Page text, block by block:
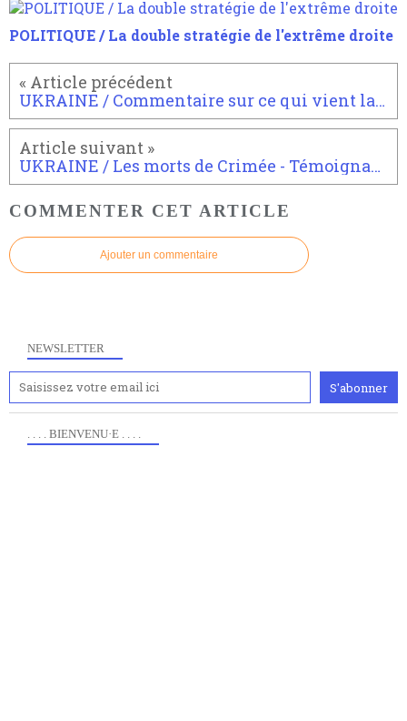
POLITIQUE / La double stratégie de l'extrême droite
UKRAINE / Commentaire sur ce qui vient laissé à HugoDécrypte. Je parle d'expérience. WW3
UKRAINE / Les morts de Crimée - Témoignages du 28 novembre 2022
COMMENTER CET ARTICLE
Ajouter un commentaire
NEWSLETTER
. . . . BIENVENU·E . . . .